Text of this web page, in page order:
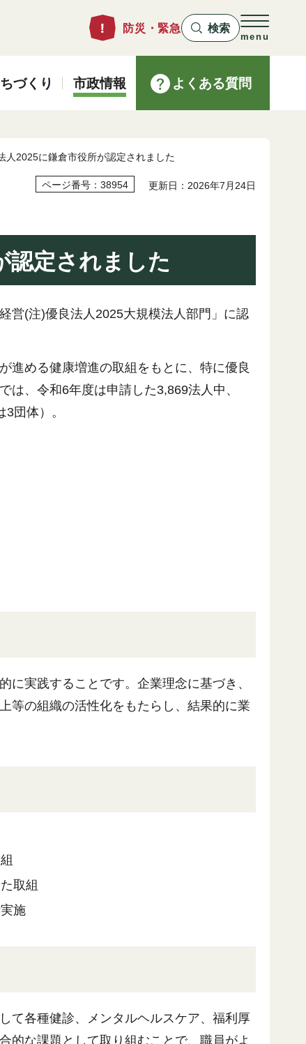
防災・緊急 検索
menu
づくり 市政情報 よくある質問
人2025に鎌倉市役所が認定されました
ページ番号：38954 更新日：2026年7月24日
認定されました
営(注)優良法人2025大規模法人部門」に認
進める健康増進の取組をもとに、特に優良
、令和6年度は申請した3,869法人中、
団体）。
に実践することです。企業理念に基づき、
等の組織の活性化をもたらし、結果的に業
取組
施
て各種健診、メンタルヘルスケア、福利厚
的な課題として取り組むことで、職員がよ